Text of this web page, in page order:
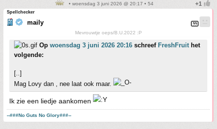
• woensdag 3 juni 2026 @ 20:17 • 54
Spellchecker
maily
Mevrouwtje oeps/B.U.2022 :P
Op woensdag 3 juni 2026 20:16 schreef FreshFruithet
volgende:
[..]
Mag Lovy dan , nee laat ook maar.
Ik zie een liedje aankomen
--###No Guts No Glory###--